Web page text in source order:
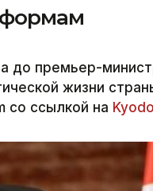
до премьер-
жизни
со ссылкой на